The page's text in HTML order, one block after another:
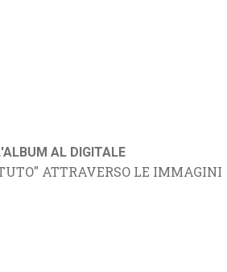
AL DIGITALE
ATTRAVERSO LE IMMAGINI